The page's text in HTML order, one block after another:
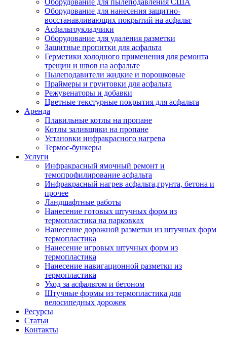
Оборудование для пылеподавления США
Оборудование для нанесения защитно-
восстанавливающих покрытий на асфальт
Асфальтоукладчики
Оборудование для удаления разметки
Защитные пропитки для асфальта
Герметики холодного применения для ремонта
трещин и швов на асфальте
Пылеподавители жидкие и порошковые
Праймеры и грунтовки для асфальта
Режувенаторы и добавки
Цветные текстурные покрытия для асфальта
Аренда
Плавильные котлы на пропане
Котлы заливщики на пропане
Установки инфракрасного нагрева
Термос-бункеры
Услуги
Инфракрасный ямочный ремонт и
темопрофилирование асфальта
Инфракрасный нагрев асфальта,грунта, бетона и
прочее
Ландшафтные работы
Нанесение готовых штучных форм из
термопластика на парковках
Нанесение дорожной разметки из штучных форм
термопластика
Нанесение игровых штучных форм из
термопластика
Нанесение навигационной разметки из
термопластика
Уход за асфальтом и бетоном
Штучные формы из термопластика для
велосипедных дорожек
Ресурсы
Статьи
Контакты